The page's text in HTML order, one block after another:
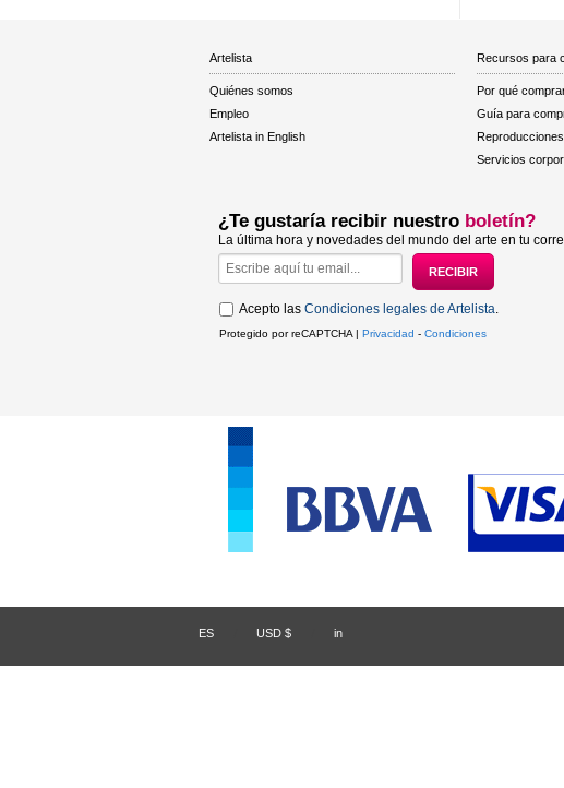
Artelista
Quiénes somos
Empleo
Artelista in English
Recursos para
Por qué
Guía para
Reproducciones
Servicios
¿Te gustaría recibir nuestro boletín?
La última hora y novedades del mundo del arte en tu
Acepto las Condiciones legales de Artelista.
Protegido por reCAPTCHA | Privacidad - Condiciones
ES USD $ in